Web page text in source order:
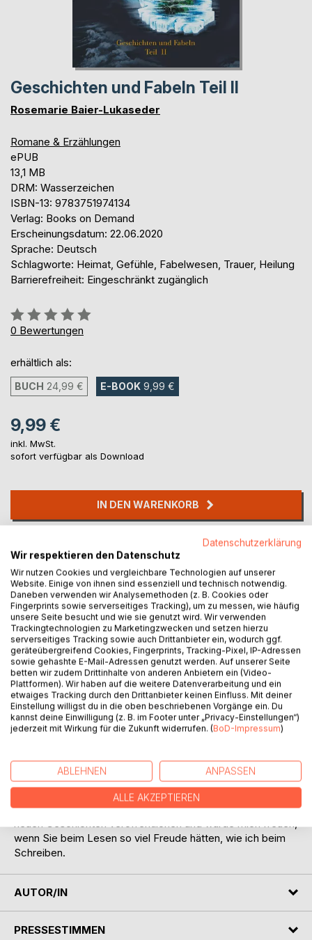
Geschichten und Fabeln Teil II
Rosemarie Baier-Lukaseder
Romane & Erzählungen
ePUB
13,1 MB
DRM: Wasserzeichen
ISBN-13: 9783751974134
Verlag: Books on Demand
Erscheinungsdatum: 22.06.2020
Sprache: Deutsch
Schlagworte: Heimat, Gefühle, Fabelwesen, Trauer, Heilung
Barrierefreiheit: Eingeschränkt zugänglich
Bewertung::
0%
0 Bewertungen
erhältlich als:
BUCH 24,99 € E-BOOK 9,99 €
9,99 €
inkl. MwSt.
sofort verfügbar als Download
IN DEN WARENKORB
Titel bewerten
BESCHREIBUNG
Am 5. März bin ich als echte Oberbayerin in Rosenheim
geboren. Aufgrund der bitteren Nachkriegszeit erlernte ich
das Schneiderinnenhandwerk. Mit 17 Jahren lernte ich
heiratete. Wir waren glückliche Eltern von zwei Kindern,
einem Sohn und einer Tochter, die wir mit 19 und 48 Jahren
verloren. Bis zu meinem 70. Lebensjahr war ich als
selbstständige Geschäftsfrau tätig. Nun lasse ich meine
wenn Sie beim Lesen so viel Freude hätten, wie ich beim
Schreiben.
AUTOR/IN
PRESSESTIMMEN
Datenschutzerklärung
Wir respektieren den Datenschutz
Wir nutzen Cookies und vergleichbare Technologien auf unserer
Website. Einige von ihnen sind essenziell und technisch notwendig.
Daneben verwenden wir Analysemethoden (z. B. Cookies oder
Fingerprints sowie serverseitiges Tracking), um zu messen, wie häufig
unsere Seite besucht und wie sie genutzt wird. Wir verwenden
Trackingtechnologien zu Marketingzwecken und setzen hierzu
serverseitiges Tracking sowie auch Drittanbieter ein, wodurch ggf.
geräteübergreifend Cookies, Fingerprints, Tracking-Pixel, IP-Adressen
sowie gehashte E-Mail-Adressen genutzt werden. Auf unserer Seite
betten wir zudem Drittinhalte von anderen Anbietern ein (Video-
Plattformen). Wir haben auf die weitere Datenverarbeitung und ein
etwaiges Tracking durch den Drittanbieter keinen Einfluss. Mit deiner
Einstellung willigst du in die oben beschriebenen Vorgänge ein. Du
kannst deine Einwilligung (z. B. im Footer unter „Privacy-Einstellungen“)
jederzeit mit Wirkung für die Zukunft widerrufen. (BoD-Impressum)
ABLEHNEN ANPASSEN
ALLE AKZEPTIEREN